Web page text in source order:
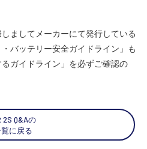
ートサイト
ましてメーカーにて発行している
バッテリー安全ガイドライン」も
ガイドライン」を必ずご確認の
2S Q&Aの
に戻る